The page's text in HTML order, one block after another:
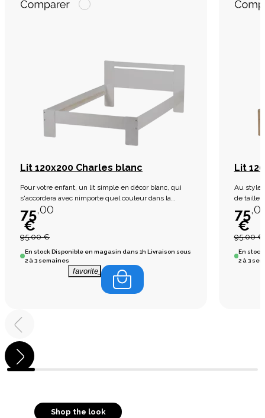
Lit 120x200 Charles blanc
Pour votre enfant, un lit simple en décor blanc, qui
s'accordera avec nimporte quel couleur dans la
chambre.
75,00
€
95,00 €
En stock Disponible en magasin dans 1h Livraison sous
2 à 3 semaines
favorite_border
Lit
Au style
de taille
votre
75
€
95,00 €
En stock
2 à 3
Shop the look